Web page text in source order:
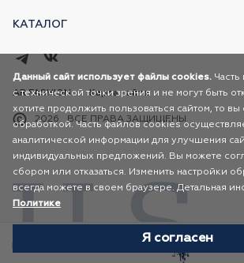
КАТАЛОГ
2026 ВСЕ ПРАВА ЗАЩИЩЕНЫ
AR FASHION Карта сайта
Данный сайт использует файлы cookies. Часть
с технической точки зрения и не могут быть
хотите продолжить пользоваться сайтом, то вы
обработкой. Часть файлов cookies
аналитической информации для улучшения
индивидуальных предложений. Вы можете
сбором или отказаться. Изменить настройки
всегда можете в своем браузере. Детальная
Политике
Я согласен